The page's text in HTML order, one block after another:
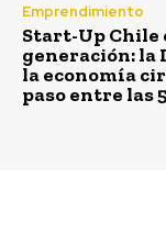
Emprendimiento
Start-Up Chile
generación: la
la economía
paso entre las